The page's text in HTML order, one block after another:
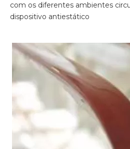
com os diferentes ambientes
dispositivo antiestático